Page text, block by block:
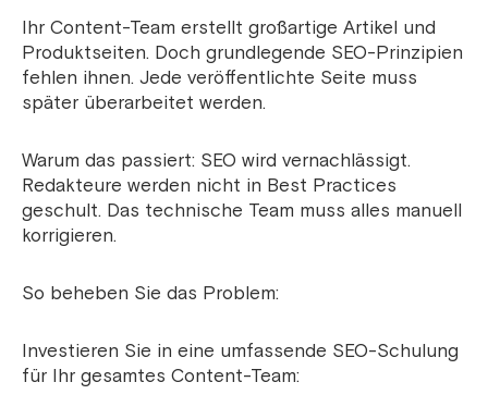
Ihr Content-Team erstellt großartige Artikel und
Produktseiten. Doch grundlegende SEO-Prinzipien
fehlen ihnen. Jede veröffentlichte Seite muss
später überarbeitet werden.
Warum das passiert: SEO wird vernachlässigt.
Redakteure werden nicht in Best Practices
geschult. Das technische Team muss alles manuell
korrigieren.
So beheben Sie das Problem:
Investieren Sie in eine umfassende SEO-Schulung
für Ihr gesamtes Content-Team: